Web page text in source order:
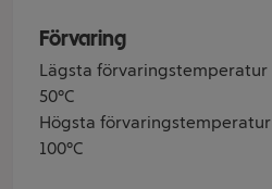
Förvaring
Lägsta förvaringstemperatur
50°C
Högsta förvaringstemperatur
100°C